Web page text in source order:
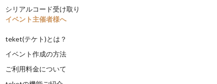
シリアルコード受け取り
イベント主催者様へ
teket(テケト)とは？
イベント作成の方法
ご利用料金について